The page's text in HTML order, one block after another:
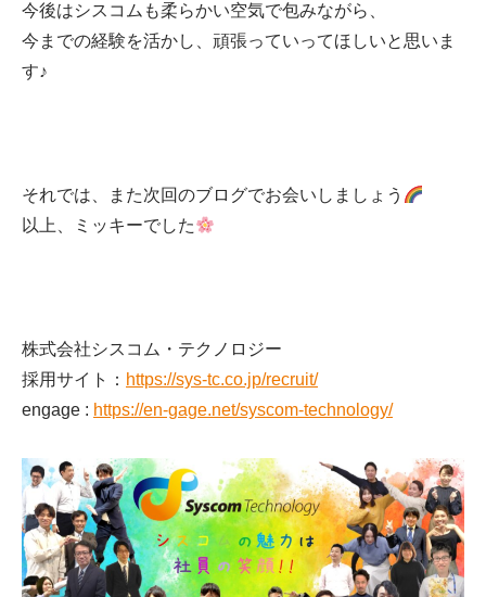
今後はシスコムも柔らかい空気で包みながら、
今までの経験を活かし、頑張っていってほしいと思いま
す♪
それでは、また次回のブログでお会いしましょう
以上、ミッキーでした
株式会社シスコム・テクノロジー
採用サイト： https://sys-tc.co.jp/recruit/
engage : https://en-gage.net/syscom-technology/